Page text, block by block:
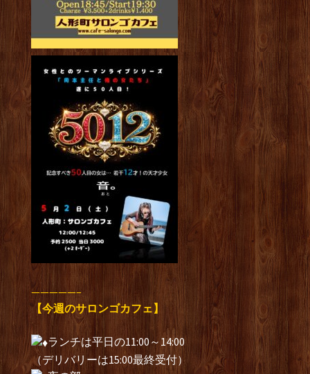
—————–
【今週のサロンゴカフェ】
ランチは平日の11:00～14:00
（デリバリーは15:00最終受付）